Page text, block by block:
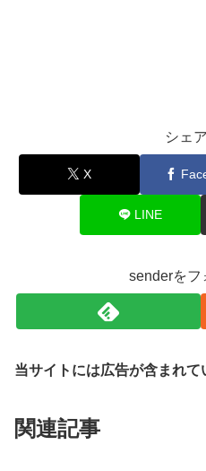
シェ
X
LINE
senderをフ
当サイトには広告が含まれて
関連記事